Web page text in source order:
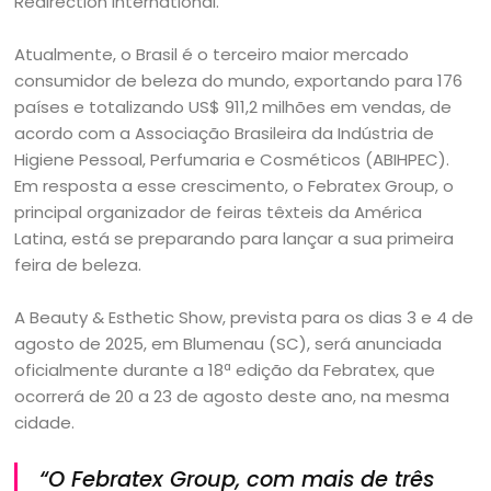
Atualmente, o Brasil é o terceiro maior mercado
consumidor de beleza do mundo, exportando para 176
países e totalizando US$ 911,2 milhões em vendas, de
acordo com a Associação Brasileira da Indústria de
Higiene Pessoal, Perfumaria e Cosméticos (ABIHPEC).
Em resposta a esse crescimento, o Febratex Group, o
principal organizador de feiras têxteis da América
Latina, está se preparando para lançar a sua primeira
feira de beleza.
A Beauty & Esthetic Show, prevista para os dias 3 e 4 de
agosto de 2025, em Blumenau (SC), será anunciada
oficialmente durante a 18ª edição da Febratex, que
ocorrerá de 20 a 23 de agosto deste ano, na mesma
cidade.
“O Febratex Group, com mais de três